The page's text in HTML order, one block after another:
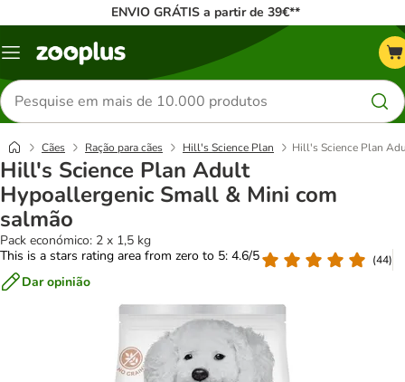
ENVIO GRÁTIS a partir de 39€**
Menu
Pesquisar
produtos
Cães Ração para cães Hill's Science Plan Hill's Science Plan
Hill's Science Plan Adult
Hypoallergenic Small & Mini com
salmão
Pack económico: 2 x 1,5 kg
This is a stars rating area from zero to 5: 4.6/5
(44)
Dar opinião